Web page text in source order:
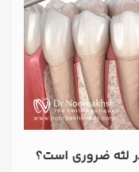
لثه ضروری است؟